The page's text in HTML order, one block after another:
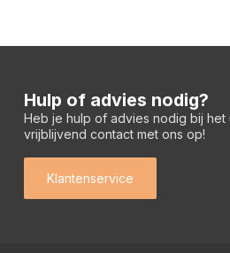
Hulp of advies nodig?
Heb je hulp of advies nodig bij
vrijblijvend contact met ons op!
Klantenservice